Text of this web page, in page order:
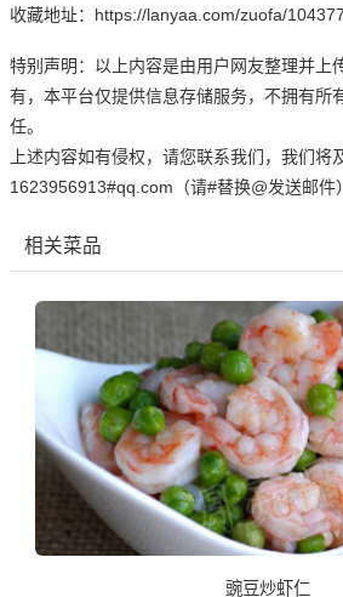
收藏地址：https://lanyaa.com/zuofa/104377
特别声明：以上内容是由用户网友整理并上
有，本平台仅提供信息存储服务，不拥有所
任。
上述内容如有侵权，请您联系我们，我们将
1623956913#qq.com（请#替换@发送邮件）
相关菜品
豌豆炒虾仁